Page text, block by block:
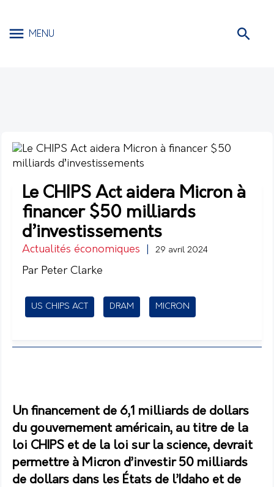
MENU
Le CHIPS Act aidera Micron à
financer $50 milliards
d’investissements
Actualités économiques 29 avril 2024
Par Peter Clarke
US CHIPS ACT DRAM MICRON
Un financement de 6,1 milliards de dollars
du gouvernement américain, au titre de la
loi CHIPS et de la loi sur la science, devrait
permettre à Micron d’investir 50 milliards
de dollars dans les États de l’Idaho et de